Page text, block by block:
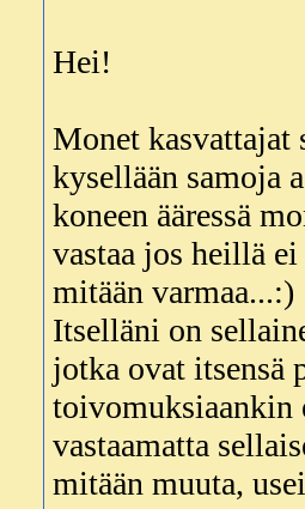
Hei!
Monet kasvattajat
kysellään samoja
koneen ääressä
vastaa jos heillä
mitään varmaa...:)
Itselläni on
jotka ovat itsensä
toivomuksiaankin
vastaamatta
mitään muuta,